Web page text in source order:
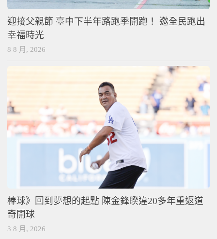
迎接父親節 臺中下半年路跑季開跑！ 邀全民跑出
幸福時光
8 8 月, 2026
棒球》回到夢想的起點 陳金鋒睽違20多年重返道
奇開球
3 8 月, 2026